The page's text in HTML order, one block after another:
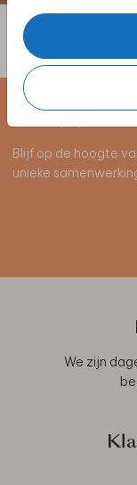
Schrijf je in
Blijf op de hoogte
unieke
We zijn